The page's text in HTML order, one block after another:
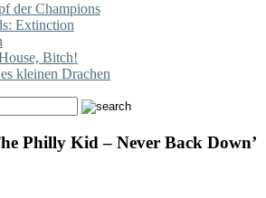
der Champions
Extinction
Bitch!
kleinen Drachen
Philly Kid – Never Back Down’